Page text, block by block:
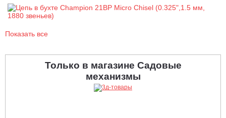
Показать все
Только в магазине Садовые
механизмы